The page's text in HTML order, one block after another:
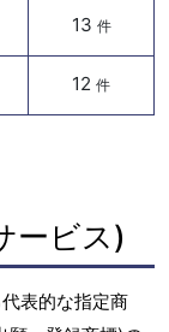
13 件
12 件
ービス)
表的な指定商